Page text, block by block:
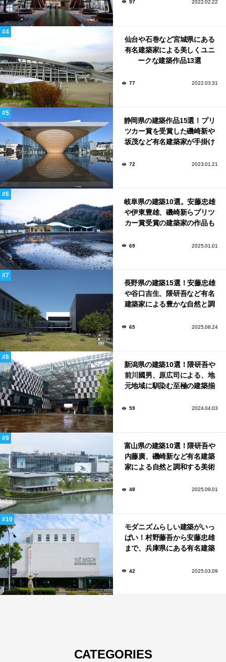
97 2022.02.22
仙台や石巻など宮城県にある
有名建築家による美しくユニ
ークな建築作品13選
77 2022.03.31
静岡県の建築作品15選！プリ
ツカー賞を受賞した磯崎新や
坂茂など有名建築家が手掛け
72 2023.01.21
岐阜県の建築10選。安藤忠雄
や伊東豊雄、磯崎新らプリツ
カー賞受賞の建築家の作品も
69 2025.01.01
長野県の建築15選！安藤忠雄
や谷口吉生、隈研吾など有名
建築家による豊かな自然と調
65 2025.08.24
新潟県の建築10選！隈研吾や
前川國男、原広司による、地
元地域に馴染む至極の建築揃
59 2024.04.03
富山県の建築10選！隈研吾や
内藤廣、磯崎新など有名建築
家による自然と調和する美術
48 2025.09.01
モダニズムらしい建築がいっ
ぱい！村野藤吾から安藤忠雄
まで、兵庫県にある有名建築
42 2025.03.09
CATEGORIES